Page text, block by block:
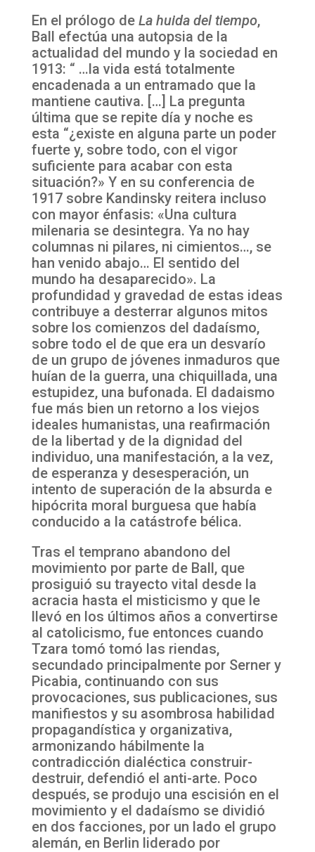
En el prólogo de La huida del tiempo,
Ball efectúa una autopsia de la
actualidad del mundo y la sociedad en
1913: “ …la vida está totalmente
encadenada a un entramado que la
mantiene cautiva. […] La pregunta
última que se repite día y noche es
esta “¿existe en alguna parte un poder
fuerte y, sobre todo, con el vigor
suficiente para acabar con esta
situación?» Y en su conferencia de
1917 sobre Kandinsky reitera incluso
con mayor énfasis: «Una cultura
milenaria se desintegra. Ya no hay
columnas ni pilares, ni cimientos…, se
han venido abajo… El sentido del
mundo ha desaparecido». La
profundidad y gravedad de estas ideas
contribuye a desterrar algunos mitos
sobre los comienzos del dadaísmo,
sobre todo el de que era un desvarío
de un grupo de jóvenes inmaduros que
huían de la guerra, una chiquillada, una
estupidez, una bufonada. El dadaismo
fue más bien un retorno a los viejos
ideales humanistas, una reafirmación
de la libertad y de la dignidad del
individuo, una manifestación, a la vez,
de esperanza y desesperación, un
intento de superación de la absurda e
hipócrita moral burguesa que había
conducido a la catástrofe bélica.
Tras el temprano abandono del
movimiento por parte de Ball, que
prosiguió su trayecto vital desde la
acracia hasta el misticismo y que le
llevó en los últimos años a convertirse
al catolicismo, fue entonces cuando
Tzara tomó tomó las riendas,
secundado principalmente por Serner y
Picabia, continuando con sus
provocaciones, sus publicaciones, sus
manifiestos y su asombrosa habilidad
propagandística y organizativa,
armonizando hábilmente la
contradicción dialéctica construir-
destruir, defendió el anti-arte. Poco
después, se produjo una escisión en el
movimiento y el dadaísmo se dividió
en dos facciones, por un lado el grupo
alemán, en Berlin liderado por